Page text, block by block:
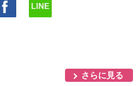
さらに見る